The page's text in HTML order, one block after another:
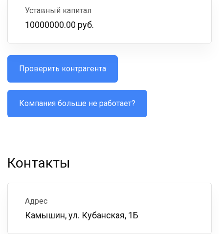
Уставный капитал
10000000.00 руб.
Проверить контрагента
Компания больше не работает?
Контакты
Адрес
Камышин, ул. Кубанская, 1Б